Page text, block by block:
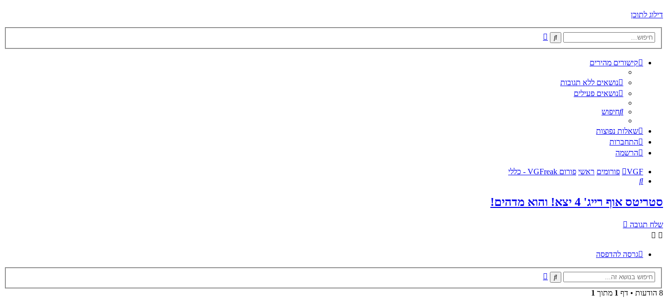
דילוג לתוכן
חיפוש
קישורים מהירים
נושאים ללא תגובות
נושאים פעילים
חיפוש
שאלות נפוצות
התחברות
הרשמה
VGF פורומים ראשי פורום VGFreak - כללי
חיפוש
סטריטס אוף רייג' 4 יצא! והוא מדהים!
שלח תגובה
גרסה להדפסה
חיפוש
8 הודעות • דף
1 מתוך 1